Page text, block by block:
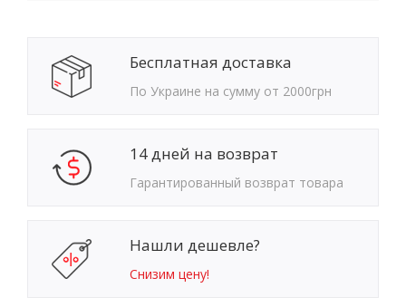
Бесплатная доставка
По Украине на сумму от 2000грн
14 дней на возврат
Гарантированный возврат товара
Нашли дешевле?
Снизим цену!